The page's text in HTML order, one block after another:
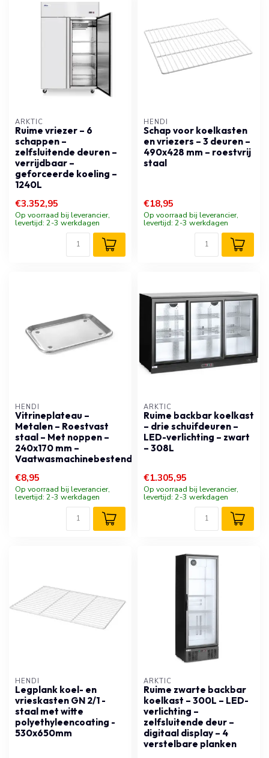
ARKTIC
Ruime vriezer – 6
schappen –
zelfsluitende deuren –
verrijdbaar –
geforceerde koeling –
1240L
€3.352,95
Op voorraad bij leverancier,
levertijd: 2-3 werkdagen
HENDI
Schap voor koelkasten
en vriezers – 3 deuren –
490x428 mm – roestvrij
staal
€18,95
Op voorraad bij leverancier,
levertijd: 2-3 werkdagen
HENDI
Vitrineplateau –
Metalen – Roestvast
staal – Met noppen –
240x170 mm –
Vaatwasmachinebestendig
€8,95
Op voorraad bij leverancier,
levertijd: 2-3 werkdagen
ARKTIC
Ruime backbar koelkast
– drie schuifdeuren –
LED-verlichting – zwart
– 308L
€1.305,95
Op voorraad bij leverancier,
levertijd: 2-3 werkdagen
HENDI
Legplank koel- en
vrieskasten GN 2/1 -
staal met witte
polyethyleencoating -
530x650mm
ARKTIC
Ruime zwarte backbar
koelkast – 300L – LED-
verlichting –
zelfsluitende deur –
digitaal display – 4
verstelbare planken